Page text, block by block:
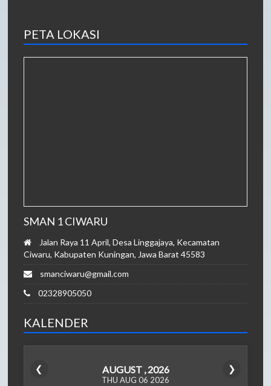
PETA LOKASI
SMAN 1 CIWARU
Jalan Raya 11 April, Desa Linggajaya, Kecamatan
Ciwaru, Kabupaten Kuningan, Jawa Barat 45583
smanciwaru@gmail.com
02328905050
KALENDER
❮ AUGUST , 2026
THU AUG 06 2026
❯